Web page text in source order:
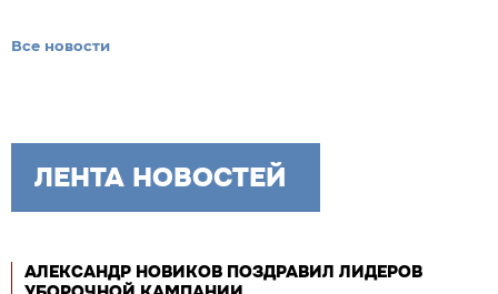
Все новости
ЛЕНТА НОВОСТЕЙ
АЛЕКСАНДР НОВИКОВ ПОЗДРАВИЛ ЛИДЕРОВ